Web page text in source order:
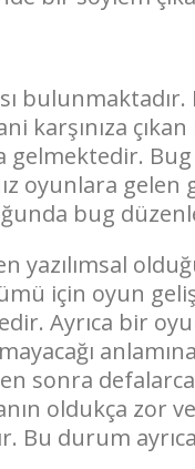
bulunmaktadır.
karşınıza
gelmektedir.
oyunlara
bug
yazılımsal
için oyun
Ayrıca bir
sonra
oldukça zor
Bu durum